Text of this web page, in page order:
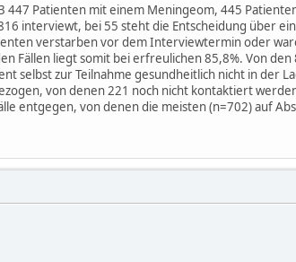
Patienten mit einem Meningeom, 445
interviewt, bei 55 steht die Entscheidung über
verstarben vor dem Interviewtermin oder
Fällen liegt somit bei erfreulichen 85,8%. Von
selbst zur Teilnahme gesundheitlich nicht in der
von denen 221 noch nicht kontaktiert
entgegen, von denen die meisten (n=702) auf